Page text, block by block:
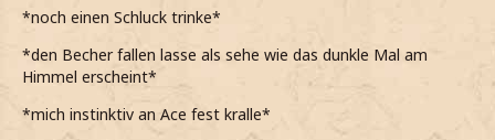
*noch einen Schluck trinke*
*den Becher fallen lasse als sehe wie das dunkle Mal am
Himmel erscheint*
*mich instinktiv an Ace fest kralle*